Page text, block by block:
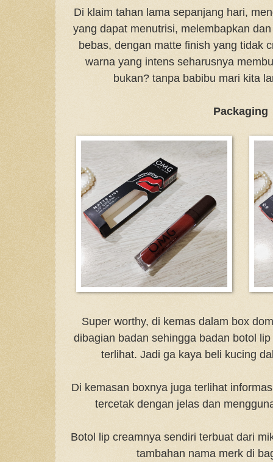
Di klaim tahan lama sepanjang hari,
yang dapat menutrisi, melembapkan
bebas, dengan matte finish yang tidak
warna yang intens seharusnya
bukan? tanpa babibu mari kita
Packaging
Super worthy, di kemas dalam box
dibagian badan sehingga badan botol
terlihat. Jadi ga kaya beli kucing
Di kemasan boxnya juga terlihat
tercetak dengan jelas dan
Botol lip creamnya sendiri terbuat dari
tambahan nama merk di